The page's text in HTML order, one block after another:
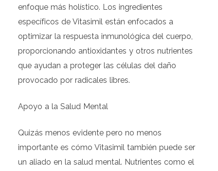
enfoque más holístico. Los ingredientes
específicos de Vitasimil están enfocados a
optimizar la respuesta inmunológica del cuerpo,
proporcionando antioxidantes y otros nutrientes
que ayudan a proteger las células del daño
provocado por radicales libres.
Apoyo a la Salud Mental
Quizás menos evidente pero no menos
importante es cómo Vitasimil también puede ser
un aliado en la salud mental. Nutrientes como el